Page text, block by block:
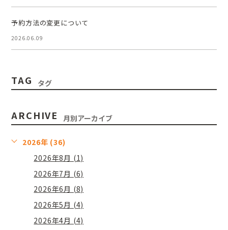
予約方法の変更について
2026.06.09
TAG タグ
ARCHIVE 月別アーカイブ
2026年 (36)
2026年8月 (1)
2026年7月 (6)
2026年6月 (8)
2026年5月 (4)
2026年4月 (4)